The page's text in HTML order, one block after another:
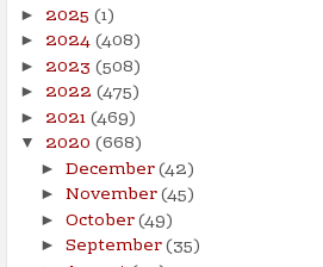
► 2025 (1)
► 2024(408)
► 2023 (508)
► 2022 (475)
► 2021(469)
▼ 2020 (668)
► December(42)
► November(45)
► October(49)
► September(35)